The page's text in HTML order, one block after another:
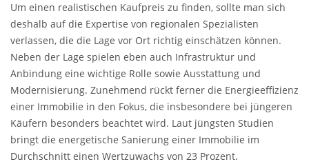
Um einen realistischen Kaufpreis zu finden, sollte man sich
deshalb auf die Expertise von regionalen Spezialisten
verlassen, die die Lage vor Ort richtig einschätzen können.
Neben der Lage spielen eben auch Infrastruktur und
Anbindung eine wichtige Rolle sowie Ausstattung und
Modernisierung. Zunehmend rückt ferner die Energieeffizienz
einer Immobilie in den Fokus, die insbesondere bei jüngeren
Käufern besonders beachtet wird. Laut jüngsten Studien
bringt die energetische Sanierung einer Immobilie im
Durchschnitt einen Wertzuwachs von 23 Prozent.